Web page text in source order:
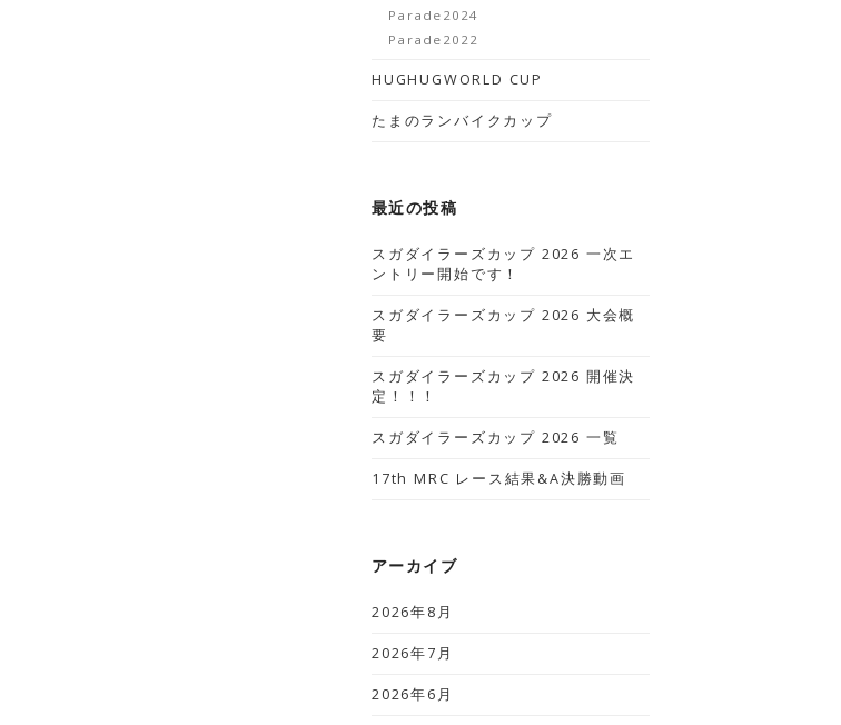
Parade2024
Parade2022
HUGHUGWORLD CUP
たまのランバイクカップ
最近の投稿
スガダイラーズカップ 2026 一次エ
ントリー開始です！
スガダイラーズカップ 2026 大会概
要
スガダイラーズカップ 2026 開催決
定！！！
スガダイラーズカップ 2026 一覧
17th MRC レース結果&A決勝動画
アーカイブ
2026年8月
2026年7月
2026年6月